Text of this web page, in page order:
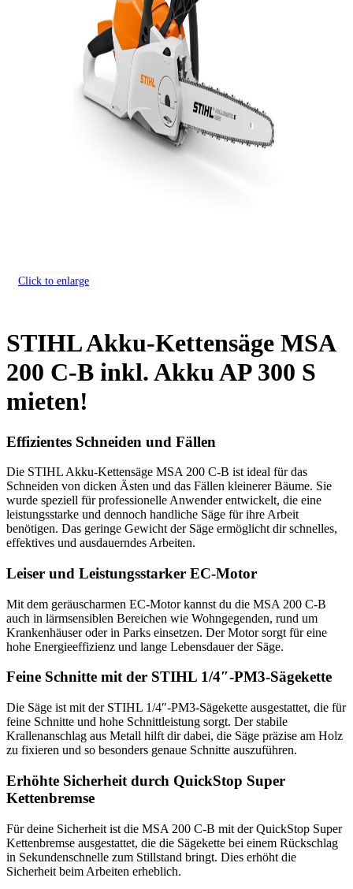
Click to enlarge
STIHL Akku-Kettensäge MSA
200 C-B inkl. Akku AP 300 S
mieten!
Effizientes Schneiden und Fällen
Die STIHL Akku-Kettensäge MSA 200 C-B ist ideal für das
Schneiden von dicken Ästen und das Fällen kleinerer Bäume. Sie
wurde speziell für professionelle Anwender entwickelt, die eine
leistungsstarke und dennoch handliche Säge für ihre Arbeit
benötigen. Das geringe Gewicht der Säge ermöglicht dir schnelles,
effektives und ausdauerndes Arbeiten.
Leiser und Leistungsstarker EC-Motor
Mit dem geräuscharmen EC-Motor kannst du die MSA 200 C-B
auch in lärmsensiblen Bereichen wie Wohngegenden, rund um
Krankenhäuser oder in Parks einsetzen. Der Motor sorgt für eine
hohe Energieeffizienz und lange Lebensdauer der Säge.
Feine Schnitte mit der STIHL 1/4″-PM3-Sägekette
Die Säge ist mit der STIHL 1/4″-PM3-Sägekette ausgestattet, die für
feine Schnitte und hohe Schnittleistung sorgt. Der stabile
Krallenanschlag aus Metall hilft dir dabei, die Säge präzise am Holz
zu fixieren und so besonders genaue Schnitte auszuführen.
Erhöhte Sicherheit durch QuickStop Super
Kettenbremse
Für deine Sicherheit ist die MSA 200 C-B mit der QuickStop Super
Kettenbremse ausgestattet, die die Sägekette bei einem Rückschlag
in Sekundenschnelle zum Stillstand bringt. Dies erhöht die
Sicherheit beim Arbeiten erheblich.